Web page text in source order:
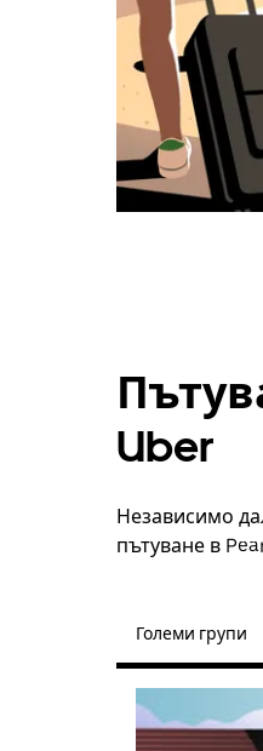
Uber
Независимо
пътуване в
Големи групи